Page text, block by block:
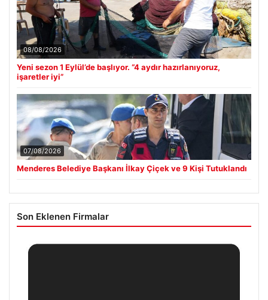
08/08/2026
Yeni sezon 1 Eylül’de başlıyor. “4 aydır hazırlanıyoruz,
işaretler iyi”
07/08/2026
Menderes Belediye Başkanı İlkay Çiçek ve 9 Kişi Tutuklandı
Son Eklenen Firmalar